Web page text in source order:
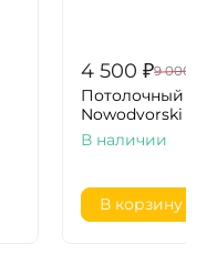
4 500 ₽9 000
Потолочный
Nowodvorski
В наличии
В корзину